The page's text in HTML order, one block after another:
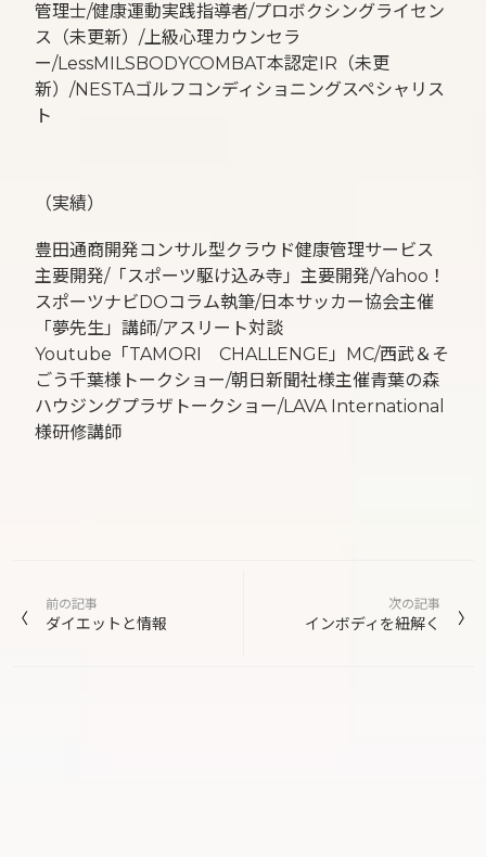
管理士/健康運動実践指導者/プロボクシングライセン
ス（未更新）/上級心理カウンセラ
ー/LessMILSBODYCOMBAT本認定IR（未更
新）/NESTAゴルフコンディショニングスペシャリス
ト
（実績）
豊田通商開発コンサル型クラウド健康管理サービス
主要開発/「スポーツ駆け込み寺」主要開発/Yahoo！
スポーツナビDOコラム執筆/日本サッカー協会主催
「夢先生」講師/アスリート対談
Youtube「TAMORI CHALLENGE」MC/西武＆そ
ごう千葉様トークショー/朝日新聞社様主催青葉の森
ハウジングプラザトークショー/LAVA International
様研修講師
稿
前の記事
ダイエットと情報
次の記事
インボディを紐解く